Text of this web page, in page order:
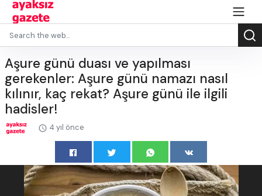
Aşure günü duası ve yapılması
gerekenler: Aşure günü namazı nasıl
kılınır, kaç rekat? Aşure günü ile ilgili
hadisler!
4 yıl önce